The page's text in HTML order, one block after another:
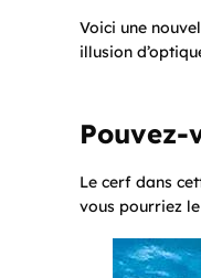
Voici une
illusion
Le cerf dans
vous pourriez